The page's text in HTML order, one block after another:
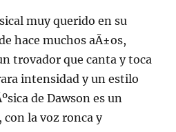
muy querido en su
hace muchos aÃ±os,
trovador que canta y toca
intensidad y un estilo
de Dawson es un
con la voz ronca y